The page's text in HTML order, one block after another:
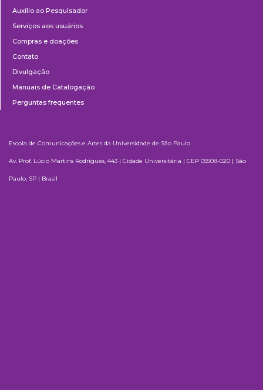
Auxílio ao Pesquisador
Serviços aos usuários
Compras e doações
Contato
Divulgação
Manuais de Catalogação
Perguntas frequentes
Escola de Comunicações e Artes da Universidade de São Paulo
Av. Prof. Lúcio Martins Rodrigues, 443 | Cidade Universitária | CEP 05508-020 | São
Paulo, SP | Brasil